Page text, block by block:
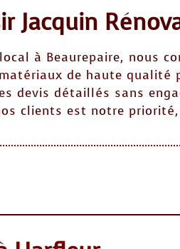
Jacquin
à Beaurepaire, nous
de haute
devis détaillés sans
clients est notre